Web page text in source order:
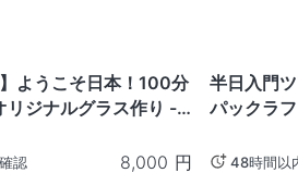
】ようこそ日本！100分
リジナルグラス作り -
認 8,000 円
半日入門
パックラ
48時間以